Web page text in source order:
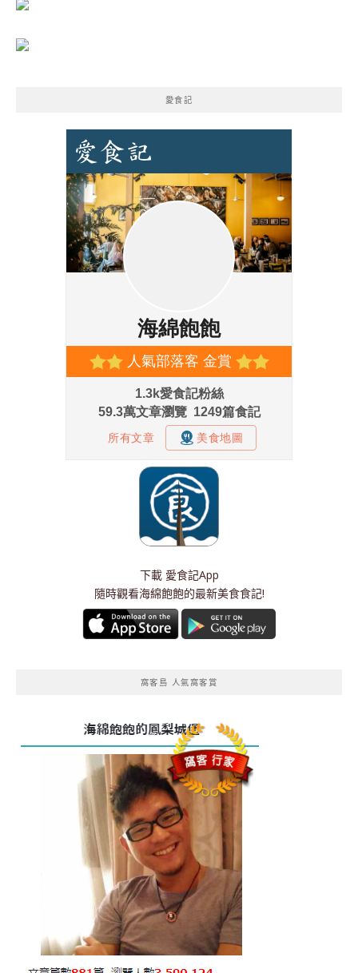
愛食記
下載 愛食記App
隨時觀看海綿飽飽的最新美食食記!
窩客島 人氣窩客賞